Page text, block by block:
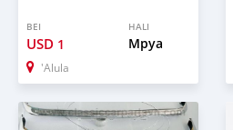
BEI
USD 1
HALI
Mpya
'Alula